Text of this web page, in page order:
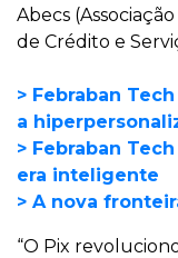
Abecs
de Crédito e
> Febraban
a
> Febraban
era inteligente
> A nova
“O Pix